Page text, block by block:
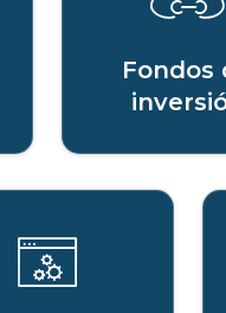
Fondos